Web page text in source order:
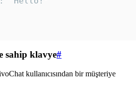
sahip klavye#
kullanıcısından bir müşteriye